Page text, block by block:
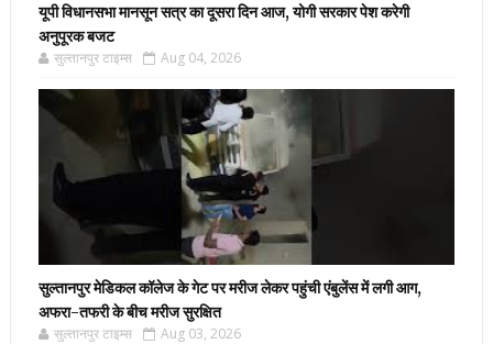
यूपी विधानसभा मानसून सत्र का दूसरा दिन आज, योगी सरकार पेश करेगी
अनुपूरक बजट
सुल्तानपुर टाइम्स Aug 04, 2026
सुल्तानपुर मेडिकल कॉलेज के गेट पर मरीज लेकर पहुंची एंबुलेंस में लगी आग,
अफरा-तफरी के बीच मरीज सुरक्षित
सुल्तानपुर टाइम्स Aug 03, 2026